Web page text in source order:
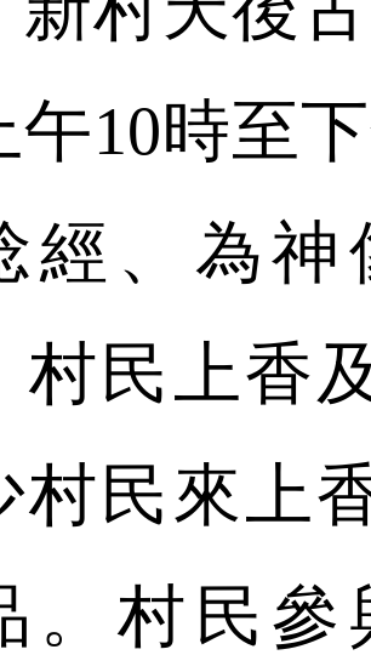
午10時至
經、為
村民上香
村民來上
。村民